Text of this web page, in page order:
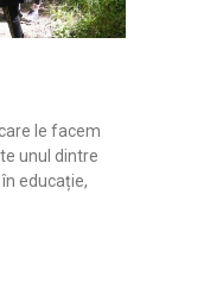
le facem
unul dintre
educație,